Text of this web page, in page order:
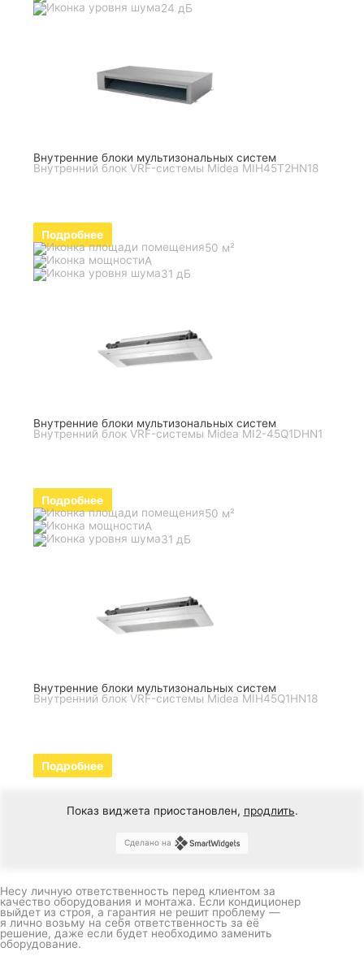
24 дБ
Внутренние блоки мультизональных систем
Внутренний блок VRF-системы Midea MIH45T2HN18
Подробнее
50 м²
A
31 дБ
Внутренние блоки мультизональных систем
Внутренний блок VRF-системы Midea MI2-45Q1DHN1
Подробнее
50 м²
A
31 дБ
Внутренние блоки мультизональных систем
Внутренний блок VRF-системы Midea MIH45Q1HN18
Подробнее
Показ виджета приостановлен, продлить.
Сделано на
Несу личную ответственность перед клиентом за
качество оборудования и монтажа. Если кондиционер
выйдет из строя, а гарантия не решит проблему —
я лично возьму на себя ответственность за её
решение, даже если будет необходимо заменить
оборудование.